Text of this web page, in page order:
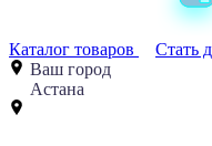
Каталог товаров
Стать
Ваш город
Астана